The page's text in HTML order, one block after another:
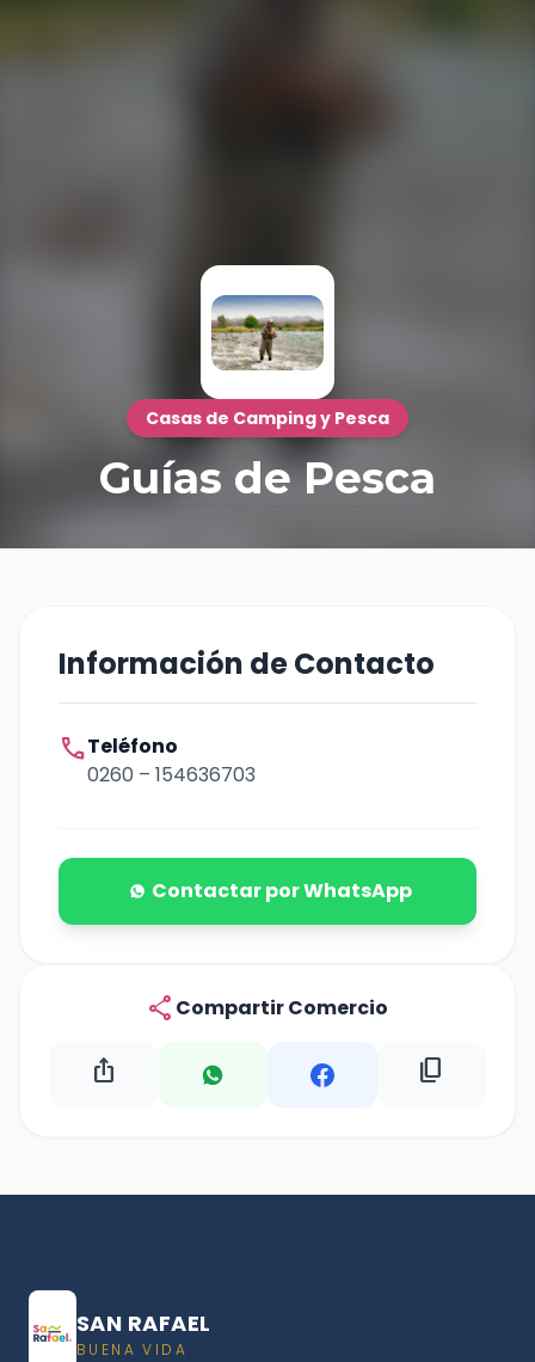
Casas de Camping y Pesca
Guías de Pesca
Información de Contacto
callTeléfono
0260 – 154636703
Contactar por WhatsApp
share Compartir Comercio
ios_share content_copy
SAN RAFAEL
BUENA VIDA